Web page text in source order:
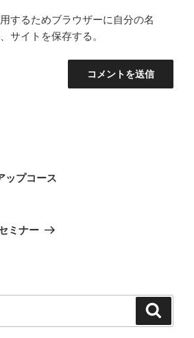
するためブラウザーに自分の名
サイトを保存する。
ップコース
ミナー